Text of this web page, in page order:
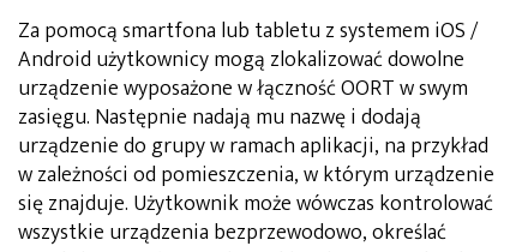
Za pomocą smartfona lub tabletu z systemem iOS /
Android użytkownicy mogą zlokalizować dowolne
urządzenie wyposażone w łączność OORT w swym
zasięgu. Następnie nadają mu nazwę i dodają
urządzenie do grupy w ramach aplikacji, na przykład
w zależności od pomieszczenia, w którym urządzenie
się znajduje. Użytkownik może wówczas kontrolować
wszystkie urządzenia bezprzewodowo, określać